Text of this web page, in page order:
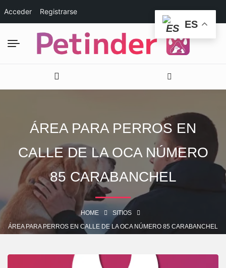
Acceder Registrarse
ÁREA PARA PERROS EN
CALLE DE LA OCA NÚMERO
85 CARABANCHEL
HOME
SITIOS
ÁREA PARA PERROS EN CALLE DE LA OCA NÚMERO 85 CARABANCHEL
ES